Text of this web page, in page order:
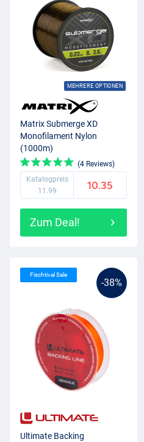
MEHRERE OPTIONEN
Matrix Submerge XD
Monofilament Nylon
(1000m)
(4 Reviews)
Katalogpreis
11.99
10.35
Zum Deal!
-38%
Fischtival Sale
Ultimate Backing